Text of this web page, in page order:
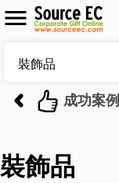
成功案例
裝飾品